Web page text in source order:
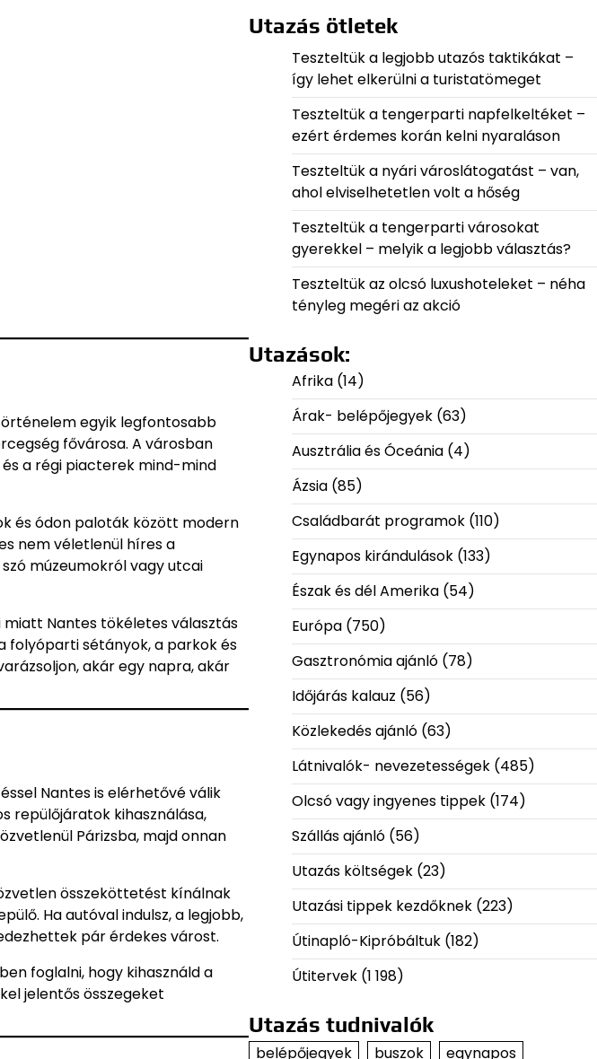
egyik legfontosabb
fővárosa. A városban
a régi piacterek mind-mind
és ódon paloták között modern
nem véletlenül híres a
múzeumokról vagy utcai
Nantes tökéletes választás
folyóparti sétányok, a parkok és
akár egy napra, akár
Nantes is elérhetővé válik
repülőjáratok kihasználása,
Párizsba, majd onnan
összeköttetést kínálnak
Ha autóval indulsz, a legjobb,
pár érdekes várost.
foglalni, hogy kihasználd a
jelentős összegeket
Utazás ötletek
Teszteltük a legjobb utazós taktikákat –
így lehet elkerülni a turistatömeget
Teszteltük a tengerparti napfelkeltéket –
ezért érdemes korán kelni nyaraláson
Teszteltük a nyári városlátogatást – van,
ahol elviselhetetlen volt a hőség
Teszteltük a tengerparti városokat
gyerekkel – melyik a legjobb választás?
Teszteltük az olcsó luxushoteleket – néha
tényleg megéri az akció
Utazások:
Afrika(14)
Árak- belépőjegyek(63)
Ausztrália és Óceánia(4)
Ázsia(85)
Családbarát programok(110)
Egynapos kirándulások(133)
Észak és dél Amerika(54)
Európa(750)
Gasztronómia ajánló(78)
Időjárás kalauz (56)
Közlekedés ajánló(63)
Látnivalók- nevezetességek(485)
Olcsó vagy ingyenes tippek(174)
Szállás ajánló(56)
Utazás költségek(23)
Utazási tippek kezdőknek(223)
Útinapló-Kipróbáltuk(182)
Útitervek(1 198)
Utazás tudnivalók
belépőjegyek buszok egynapos